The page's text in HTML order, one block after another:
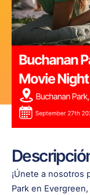
¡Únete a nosotros
Park en